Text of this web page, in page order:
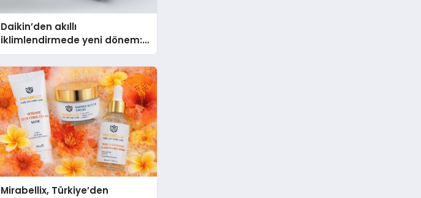
Daikin’den akıllı
iklimlendirmede yeni dönem:
Madoka Plus Türkiye’de
Mirabellix, Türkiye’den